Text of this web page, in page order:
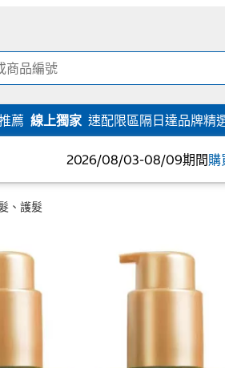
薦 線上獨家 速配限區隔日達品牌精
2026/08/03-08/09期間購
、護髮